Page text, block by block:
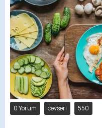
0 Yorum cevseri 550